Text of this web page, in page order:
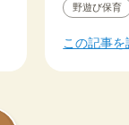
野遊び保育
この記事を